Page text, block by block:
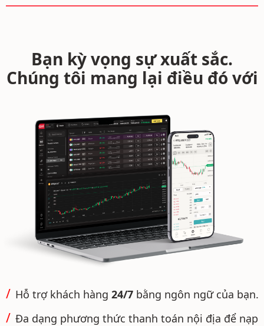
Bạn kỳ vọng sự xuất sắc.
Chúng tôi mang lại điều đó với
Hỗ trợ khách hàng 24/7bằng ngôn ngữ của bạn.
Đa dạng phương thức thanh toán nội địa để nạp